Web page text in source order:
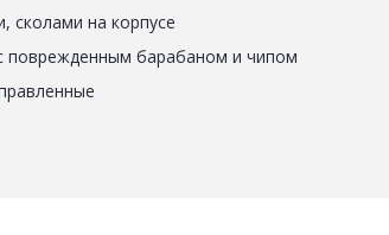
сколами на корпусе
поврежденным барабаном и чипом